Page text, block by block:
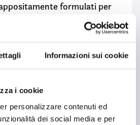
Informazioni sui cookie
i cookie
personalizzare contenuti ed
dei social media e per
formulati per
tipici della tradizione,
gusto autentico e ricco.
A LEGGERE